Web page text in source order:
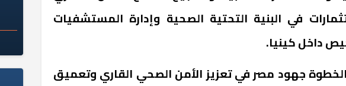
في البنية التحتية الصحية وإدارة المستشفيات
داخل كينيا.
جهود مصر في تعزيز الأمن الصحي القاري وتعميق